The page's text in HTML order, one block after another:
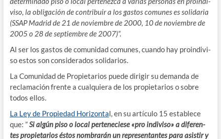
vi­so, la obli­ga­ción de con­tri­buir a los gas­tos comu­nes es soli­da­ria
(SSAP Madrid de 21 de noviem­bre de 2000, 10 de noviem­bre de
2005 o 28 de sep­tiem­bre de 2007)”.
Al ser los gas­tos de comu­ni­dad comu­nes, cuan­do hay proin­di­vi­
so estos son con­si­de­ra­dos solidarios.
La Comu­ni­dad de Pro­pie­ta­rios pue­de diri­gir su deman­da de
recla­ma­ción fren­te a cual­quie­ra de los pro­pie­ta­rios o sobre
todos ellos.
La Ley de Pro­pie­dad Hori­zon­tal, en su artícu­lo 15 esta­ble­ce
que: ”Si algún piso o local per­te­ne­cie­se «pro indi­vi­so» a dife­ren­
tes pro­pie­ta­rios éstos nom­bra­rán un repre­sen­tan­tes para asis­tir y